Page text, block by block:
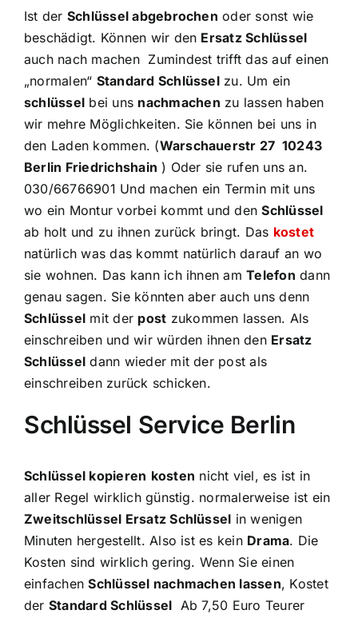
Ist der Schlüssel abgebrochen oder sonst wie
beschädigt. Können wir den Ersatz Schlüssel
auch nach machen Zumindest trifft das auf einen
„normalen“ Standard Schlüsselzu. Um ein
schlüssel bei uns nachmachen zu lassen haben
wir mehre Möglichkeiten. Sie können bei uns in
den Laden kommen. (Warschauerstr 27 10243
Berlin Friedrichshain ) Oder sie rufen uns an.
030/66766901 Und machen ein Termin mit uns
wo ein Montur vorbei kommt und denSchlüssel
ab holt und zu ihnen zurück bringt. Das kostet
natürlich was das kommt natürlich darauf an wo
sie wohnen. Das kann ich ihnen amTelefon dann
genau sagen. Sie könnten aber auch uns denn
Schlüssel mit der post zukommen lassen. Als
einschreiben und wir würden ihnen den Ersatz
Schlüssel dann wieder mit der post als
einschreiben zurück schicken.
Schlüssel Service Berlin
Schlüssel kopieren kosten nicht viel, es ist in
aller Regel wirklich günstig. normalerweise ist ein
Zweitschlüssel Ersatz Schlüssel in wenigen
Minuten hergestellt. Also ist es kein Drama. Die
Kosten sind wirklich gering. Wenn Sie einen
einfachenSchlüssel nachmachen lassen, Kostet
der Standard Schlüssel Ab 7,50 Euro Teurer